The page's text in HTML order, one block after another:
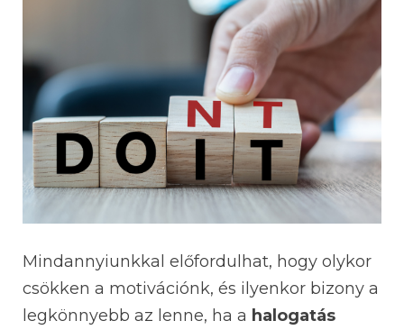
Mindannyiunkkal előfordulhat, hogy olykor
csökken a motivációnk, és ilyenkor bizony a
legkönnyebb az lenne, ha a halogatás